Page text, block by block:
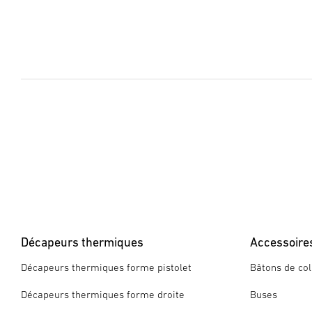
Décapeurs thermiques
Décapeurs thermiques forme pistolet
Décapeurs thermiques forme droite
Bâtons de
Buses